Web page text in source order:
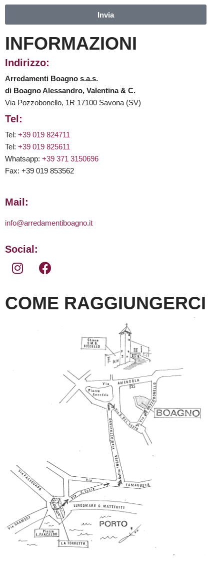
Invia
INFORMAZIONI
Indirizzo:
Arredamenti Boagno s.a.s.
di Boagno Alessandro, Valentina & C.
Via Pozzobonello, 1R 17100 Savona (SV)
Tel:
Tel: +39 019 824711
Tel: +39 019 825611
Whatsapp: +39 371 3150696
Fax: +39 019 853562
Mail:
info@arredamentiboagno.it
Social:
COME RAGGIUNGERCI